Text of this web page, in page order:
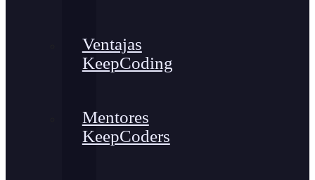
Ventajas
KeepCoding
Mentores
KeepCoders